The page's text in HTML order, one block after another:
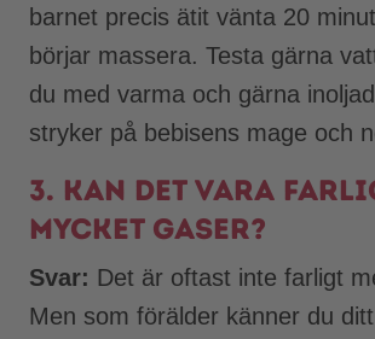
barnet precis ätit vänta 20
börjar massera. Testa gärna
du med varma och gärna
stryker på bebisens mage och
3. Kan det vara
mycket gaser?
Svar: Det är oftast inte farligt
Men som förälder känner du